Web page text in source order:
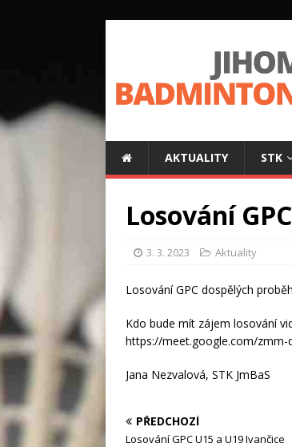
AKTUALITY STK
Losování
3. 3. 2023 Aktuality
Losování GPC dospělých
Kdo bude mít zájem losování
https://meet.google.com/zmm-
Jana Nezvalová, STK JmBaS
PŘEDCHOZÍ
Losování GPC U15 a U19 Ivančice